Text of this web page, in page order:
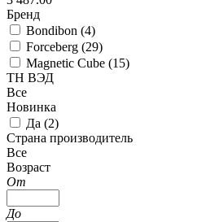
Бренд
Bondibon (4)
Forceberg (29)
Magnetic Cube (15)
ТН ВЭД
Все
Новинка
Да (2)
Страна производитель
Все
Возраст
От
До